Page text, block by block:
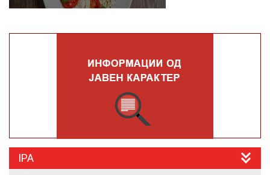
IPA